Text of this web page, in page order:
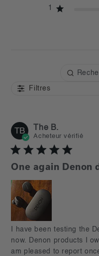
1
Filtres
TB The B.
Acheteur vérifié
One again Denon
I have been testing the
now. Denon products I
am pleased to report
read more about
Denon Pearl